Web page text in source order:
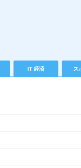
IT 経済 ス